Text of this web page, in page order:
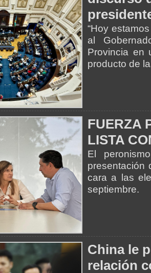
“Hoy
al
Provincia en
producto de
FUERZA
LISTA
El
presentación
cara a las
septiembre.
China le
relación